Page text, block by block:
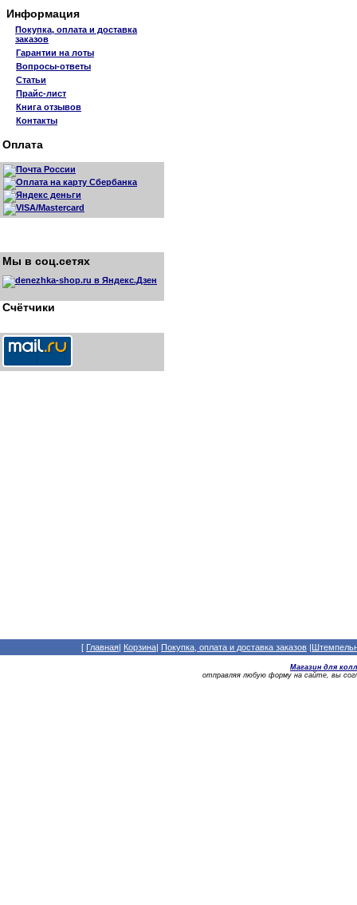
Информация
Покупка, оплата и доставка
заказов
Гарантии на лоты
Вопросы-ответы
Статьи
Прайс-лист
Книга отзывов
Контакты
Оплата
Мы в соц.сетях
Счётчики
[ Главная| Корзина| Покупка, оплата и доставка заказов |
Магазин для
отправляя любую форму на сайте, вы